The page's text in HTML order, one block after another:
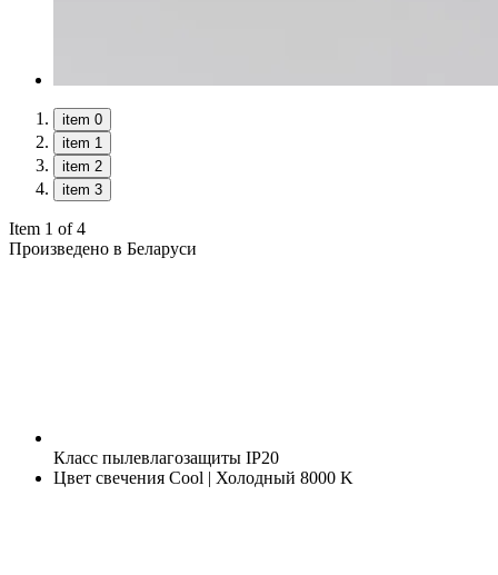
item 0
item 1
item 2
item 3
Item 1 of 4
Произведено в Беларуси
Класс пылевлагозащиты IP20
Цвет свечения Cool | Холодный 8000 K